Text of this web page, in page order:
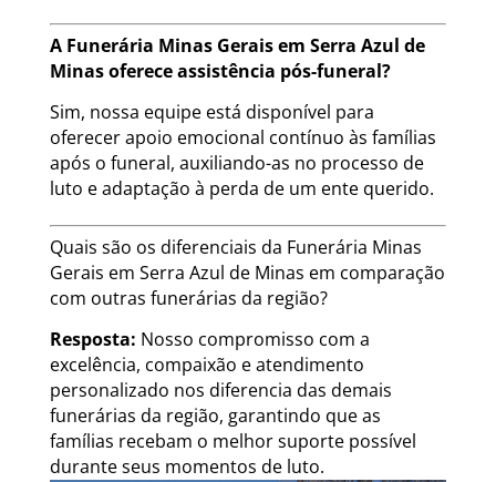
A Funerária Minas Gerais em Serra Azul de
Minas oferece assistência pós-funeral?
Sim, nossa equipe está disponível para
oferecer apoio emocional contínuo às famílias
após o funeral, auxiliando-as no processo de
luto e adaptação à perda de um ente querido.
Quais são os diferenciais da Funerária Minas
Gerais em Serra Azul de Minas em comparação
com outras funerárias da região?
Resposta: Nosso compromisso com a
excelência, compaixão e atendimento
personalizado nos diferencia das demais
funerárias da região, garantindo que as
famílias recebam o melhor suporte possível
durante seus momentos de luto.